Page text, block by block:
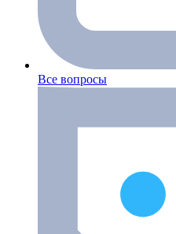
Все вопросы